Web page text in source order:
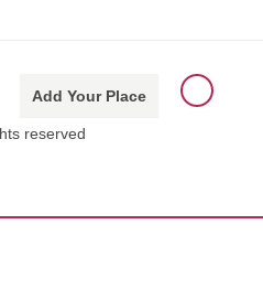
Add Your Place
reserved